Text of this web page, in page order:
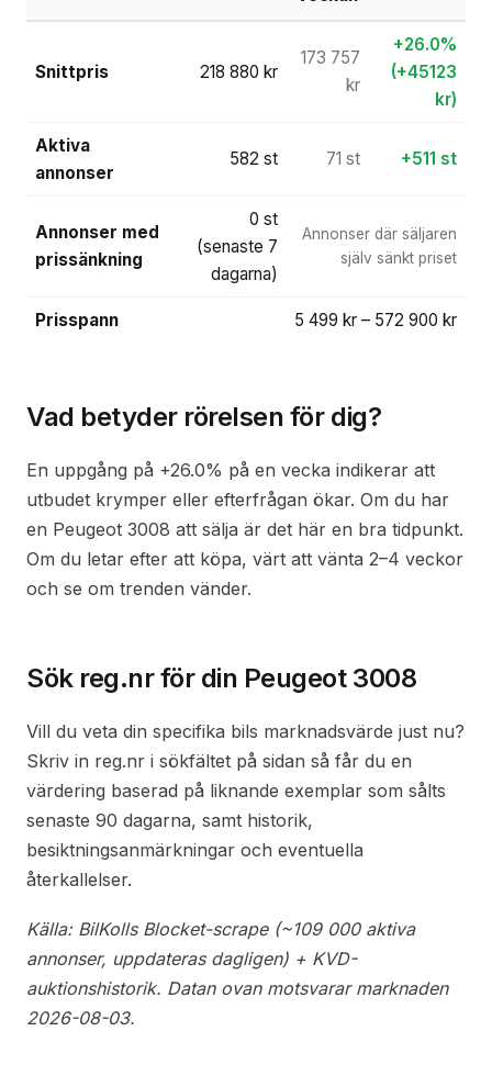
Snittpris 218 880 kr
173 757
kr
+26.0%
(+45123
kr)
Aktiva
annonser
582 st 71 st +511 st
Annonser med
prissänkning
0 st
(senaste 7
dagarna)
Annonser där säljaren
själv sänkt priset
Prisspann 5 499 kr – 572 900 kr
Vad betyder rörelsen för dig?
En uppgång på +26.0% på en vecka indikerar att
utbudet krymper eller efterfrågan ökar. Om du har
en Peugeot 3008 att sälja är det här en bra tidpunkt.
Om du letar efter att köpa, värt att vänta 2–4 veckor
och se om trenden vänder.
Sök reg.nr för din Peugeot 3008
Vill du veta din specifika bils marknadsvärde just nu?
Skriv in reg.nr i sökfältet på sidan så får du en
värdering baserad på liknande exemplar som sålts
senaste 90 dagarna, samt historik,
besiktningsanmärkningar och eventuella
återkallelser.
Källa: BilKolls Blocket-scrape (~109 000 aktiva
annonser, uppdateras dagligen) + KVD-
auktionshistorik. Datan ovan motsvarar marknaden
2026-08-03.